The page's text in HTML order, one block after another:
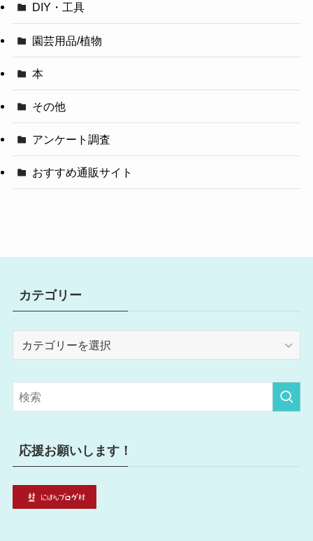
DIY・工具
園芸用品/植物
本
その他
アンケート調査
おすすめ通販サイト
カテゴリー
リ
ー
応援お願いします！